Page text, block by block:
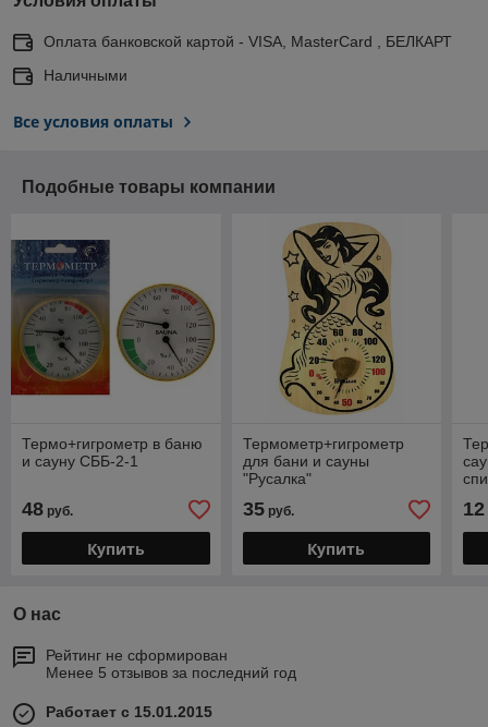
Оплата банковской картой - VISA, MasterCard , БЕЛКАРТ
Наличными
Все условия оплаты
Подобные товары компании
Термо+гигрометр в баню
и сауну СББ-2-1
48 руб.
Купить
Термометр+гигрометр
для бани и сауны
"Русалка"
35руб.
Купить
12
О нас
Рейтинг не сформирован
Менее 5 отзывов за последний год
Работает с 15.01.2015